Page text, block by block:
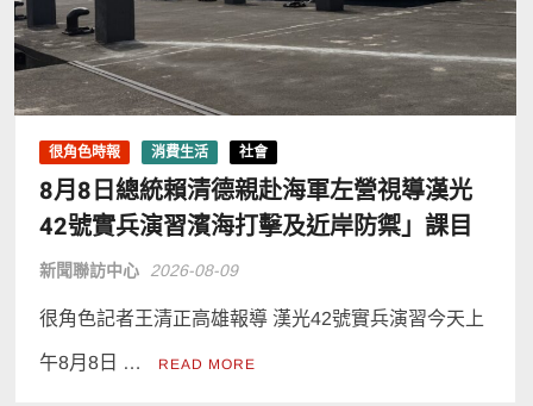
很角色時報 消費生活 社會
8月8日總統賴清德親赴海軍左營視導漢光
42號實兵演習濱海打擊及近岸防禦」課目
新聞聯訪中心 2026-08-09
很角色記者王清正高雄報導 漢光42號實兵演習今天上
午8月8日 … READ MORE